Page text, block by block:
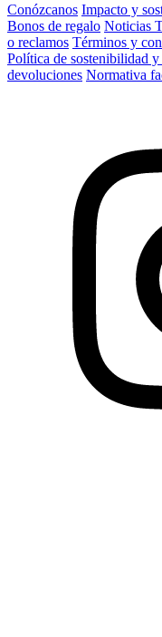
Conózcanos Impacto y
Bonos de regalo Noticias
o reclamos Términos y
Política de sostenibilidad
devoluciones Normativa